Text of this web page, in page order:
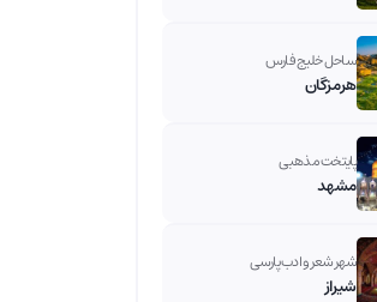
ساحل خلیج فارس
هرمزگان
پایتخت مذهبی
مشهد
شهر شعر و ادب پارسی
شیراز